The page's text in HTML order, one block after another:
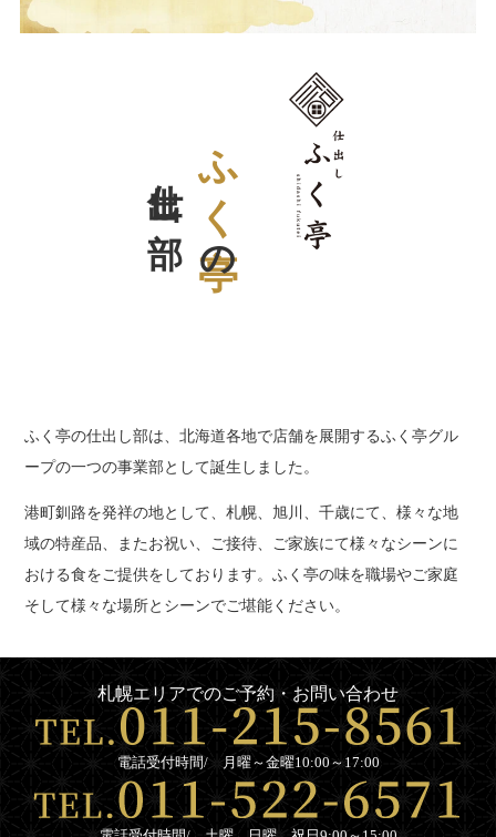
4999
円
様
の
声
お
知
ふく亭
の
仕出し部
ふく亭の仕出し部は、北海道各地で店舗を展開するふく亭グル
ープの一つの事業部として誕生しました。
港町釧路を発祥の地として、札幌、旭川、千歳にて、様々な地
域の特産品、またお祝い、ご接待、ご家族にて様々なシーンに
おける食をご提供をしております。ふく亭の味を職場やご家庭
そして様々な場所とシーンでご堪能ください。
札幌エリアでのご予約・お問い合わせ
電話受付時間/ 月曜～金曜10:00～17:00